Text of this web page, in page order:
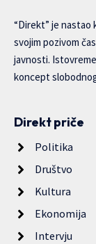
“Direkt” je nastao
svojim pozivom
javnosti.
koncept
Direkt priče
Politika
Društvo
Kultura
Ekonomija
Intervju